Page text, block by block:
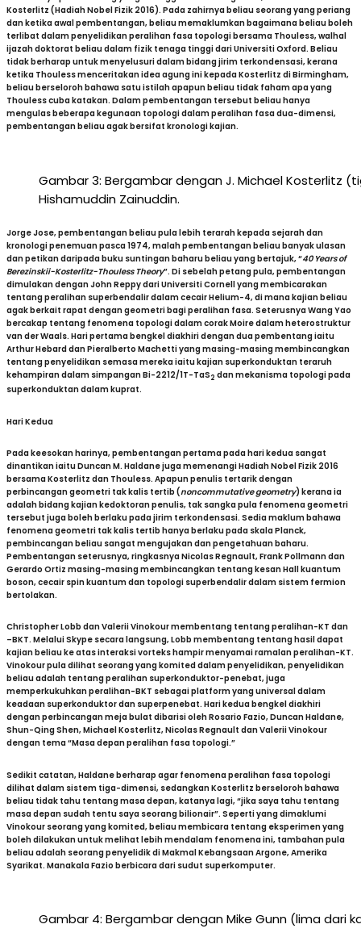
Kosterlitz (Hadiah Nobel Fizik 2016). Pada zahirnya beliau seorang yang periang
dan ketika awal pembentangan, beliau memaklumkan bagaimana beliau boleh
terlibat dalam penyelidikan peralihan fasa topologi bersama Thouless, walhal
ijazah doktorat beliau dalam fizik tenaga tinggi dari Universiti Oxford. Beliau
tidak berharap untuk menyelusuri dalam bidang jirim terkondensasi, kerana
ketika Thouless menceritakan idea agung ini kepada Kosterlitz di Birmingham,
beliau berseloroh bahawa satu istilah apapun beliau tidak faham apa yang
Thouless cuba katakan. Dalam pembentangan tersebut beliau hanya
mengulas beberapa kegunaan topologi dalam peralihan fasa dua-dimensi,
pembentangan beliau agak bersifat kronologi kajian.
Gambar 3: Bergambar dengan J. Michael Kosterlitz
Hishamuddin Zainuddin.
Jorge Jose, pembentangan beliau pula lebih terarah kepada sejarah dan
kronologi penemuan pasca 1974, malah pembentangan beliau banyak ulasan
dan petikan daripada buku suntingan baharu beliau yang bertajuk, “40 Years of
Berezinskii-Kosterlitz-Thouless Theory”. Di sebelah petang pula, pembentangan
dimulakan dengan John Reppy dari Universiti Cornell yang membicarakan
tentang peralihan superbendalir dalam cecair Helium-4, di mana kajian beliau
agak berkait rapat dengan geometri bagi peralihan fasa. Seterusnya Wang Yao
bercakap tentang fenomena topologi dalam corak Moire dalam heterostruktur
van der Waals. Hari pertama bengkel diakhiri dengan dua pembentang iaitu
Arthur Hebard dan Pieralberto Machetti yang masing-masing membincangkan
tentang penyelidikan semasa mereka iaitu kajian superkonduktan teraruh
kehampiran dalam simpangan Bi-2212/1T-TaS2 dan mekanisma topologi pada
superkonduktan dalam kuprat.
Hari Kedua
Pada keesokan harinya, pembentangan pertama pada hari kedua sangat
dinantikan iaitu Duncan M. Haldane juga memenangi Hadiah Nobel Fizik 2016
bersama Kosterlitz dan Thouless. Apapun penulis tertarik dengan
perbincangan geometri tak kalis tertib (noncommutative geometry) kerana ia
adalah bidang kajian kedoktoran penulis, tak sangka pula fenomena geometri
tersebut juga boleh berlaku pada jirim terkondensasi. Sedia maklum bahawa
fenomena geometri tak kalis tertib hanya berlaku pada skala Planck,
pembincangan beliau sangat mengujakan dan pengetahuan baharu.
Pembentangan seterusnya, ringkasnya Nicolas Regnault, Frank Pollmann dan
Gerardo Ortiz masing-masing membincangkan tentang kesan Hall kuantum
boson, cecair spin kuantum dan topologi superbendalir dalam sistem fermion
bertolakan.
Christopher Lobb dan Valerii Vinokour membentang tentang peralihan-KT dan
–BKT. Melalui Skype secara langsung, Lobb membentang tentang hasil dapat
kajian beliau ke atas interaksi vorteks hampir menyamai ramalan peralihan-KT.
Vinokour pula dilihat seorang yang komited dalam penyelidikan, penyelidikan
beliau adalah tentang peralihan superkonduktor-penebat, juga
memperkukuhkan peralihan-BKT sebagai platform yang universal dalam
keadaan superkonduktor dan superpenebat. Hari kedua bengkel diakhiri
dengan perbincangan meja bulat dibarisi oleh Rosario Fazio, Duncan Haldane,
Shun-Qing Shen, Michael Kosterlitz, Nicolas Regnault dan Valerii Vinokour
dengan tema “Masa depan peralihan fasa topologi.”
Sedikit catatan, Haldane berharap agar fenomena peralihan fasa topologi
dilihat dalam sistem tiga-dimensi, sedangkan Kosterlitz berseloroh bahawa
beliau tidak tahu tentang masa depan, katanya lagi, “jika saya tahu tentang
masa depan sudah tentu saya seorang bilionair”. Seperti yang dimaklumi
Vinokour seorang yang komited, beliau membicara tentang eksperimen yang
boleh dilakukan untuk melihat lebih mendalam fenomena ini, tambahan pula
beliau adalah seorang penyelidik di Makmal Kebangsaan Argone, Amerika
Syarikat. Manakala Fazio berbicara dari sudut superkomputer.
Gambar 4: Bergambar dengan Mike Gunn (lima dari